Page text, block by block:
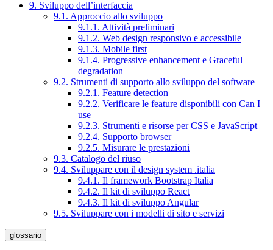
9. Sviluppo dell’interfaccia
9.1. Approccio allo sviluppo
9.1.1. Attività preliminari
9.1.2. Web design responsivo e accessibile
9.1.3. Mobile first
9.1.4. Progressive enhancement e Graceful
degradation
9.2. Strumenti di supporto allo sviluppo del software
9.2.1. Feature detection
9.2.2. Verificare le feature disponibili con Can I
use
9.2.3. Strumenti e risorse per CSS e JavaScript
9.2.4. Supporto browser
9.2.5. Misurare le prestazioni
9.3. Catalogo del riuso
9.4. Sviluppare con il design system .italia
9.4.1. Il framework Bootstrap Italia
9.4.2. Il kit di sviluppo React
9.4.3. Il kit di sviluppo Angular
9.5. Sviluppare con i modelli di sito e servizi
glossario